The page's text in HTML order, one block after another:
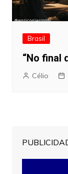
Brasil
“No final
Célio